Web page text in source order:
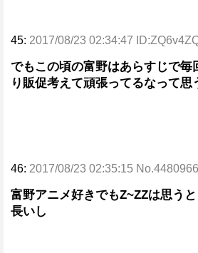
45: 2017/08/23 02:34:47
でもこの頃の富野はあらすじで毎
り販促考えて頑張ってるなって思
46: 2017/08/23 02:35:15
富野アニメ好きでもZ~ZZは思う
長いし